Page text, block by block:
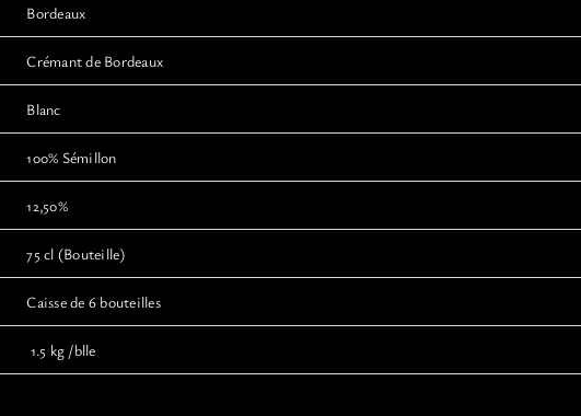
Bordeaux
Crémant de Bordeaux
Blanc
100% Sémillon
12,50%
75 cl (Bouteille)
Caisse de 6 bouteilles
1.5 kg /blle